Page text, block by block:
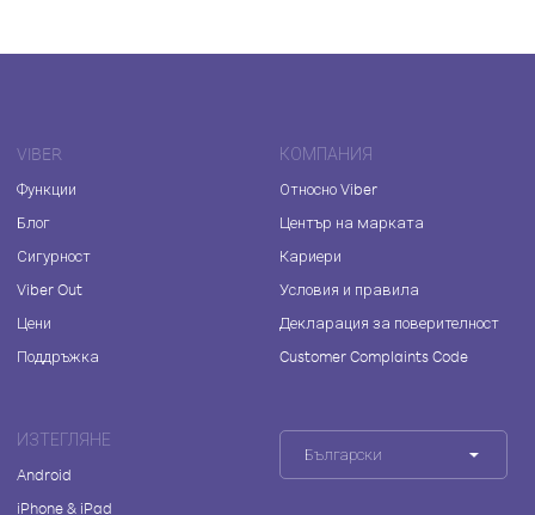
VIBER
Функции
Блог
Сигурност
Viber Out
Цени
Поддръжка
КОМПАНИЯ
Относно Viber
Център на марката
Кариери
Условия и правила
Декларация за поверителност
Customer Complaints Code
ИЗТЕГЛЯНЕ
Android
iPhone & iPad
Български